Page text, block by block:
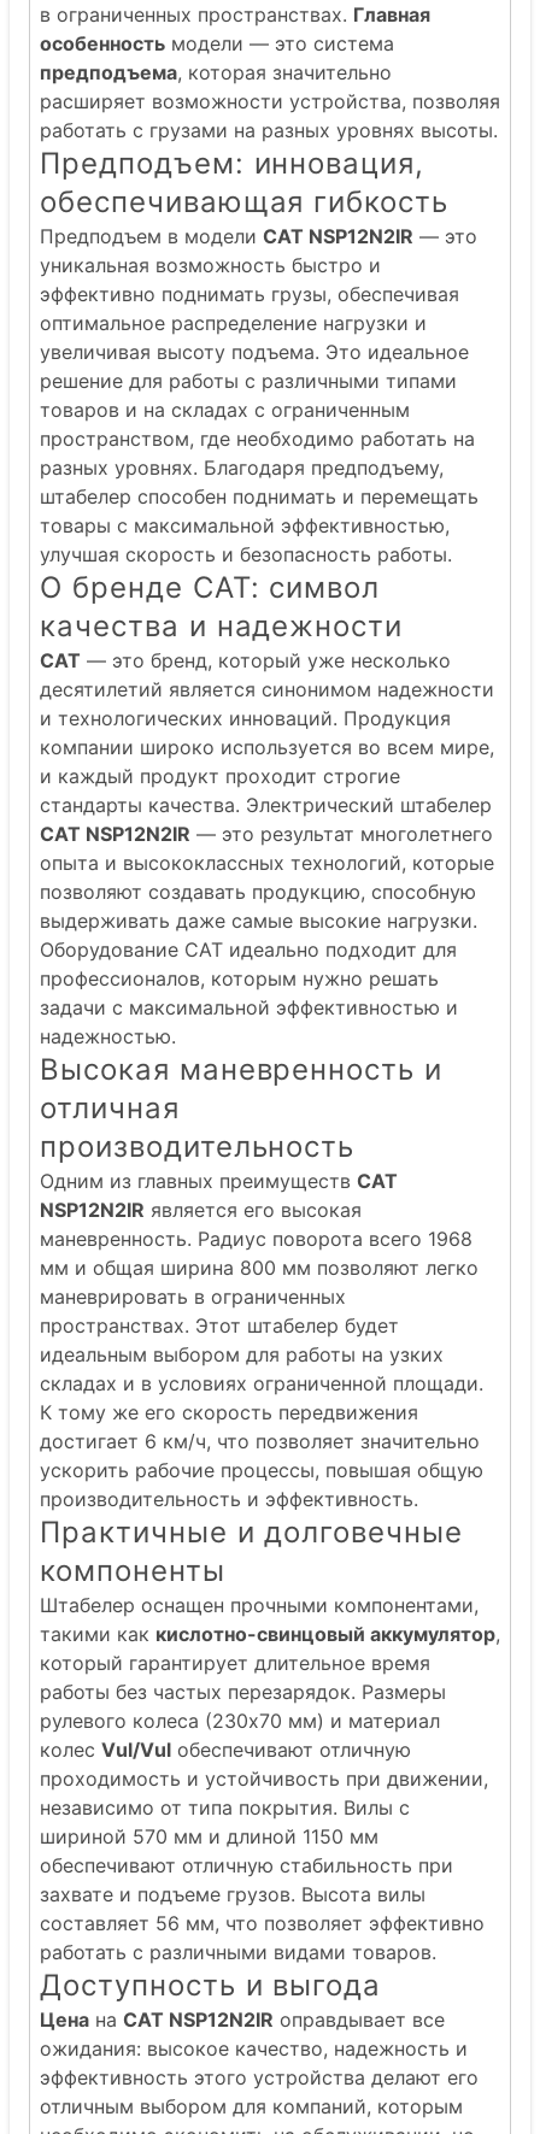
в ограниченных пространствах. Главная
особенность модели — это система
предподъема, которая значительно
расширяет возможности устройства, позволяя
работать с грузами на разных уровнях высоты.
Предподъем: инновация,
обеспечивающая гибкость
Предподъем в модели CAT NSP12N2IR — это
уникальная возможность быстро и
эффективно поднимать грузы, обеспечивая
оптимальное распределение нагрузки и
увеличивая высоту подъема. Это идеальное
решение для работы с различными типами
товаров и на складах с ограниченным
пространством, где необходимо работать на
разных уровнях. Благодаря предподъему,
штабелер способен поднимать и перемещать
товары с максимальной эффективностью,
улучшая скорость и безопасность работы.
О бренде CAT: символ
качества и надежности
CAT — это бренд, который уже несколько
десятилетий является синонимом надежности
и технологических инноваций. Продукция
компании широко используется во всем мире,
и каждый продукт проходит строгие
стандарты качества. Электрический штабелер
CAT NSP12N2IR — это результат многолетнего
опыта и высококлассных технологий, которые
позволяют создавать продукцию, способную
выдерживать даже самые высокие нагрузки.
Оборудование CAT идеально подходит для
профессионалов, которым нужно решать
задачи с максимальной эффективностью и
надежностью.
Высокая маневренность и
отличная
производительность
Одним из главных преимуществ CAT
NSP12N2IR является его высокая
маневренность. Радиус поворота всего 1968
мм и общая ширина 800 мм позволяют легко
маневрировать в ограниченных
пространствах. Этот штабелер будет
идеальным выбором для работы на узких
складах и в условиях ограниченной площади.
К тому же его скорость передвижения
достигает 6 км/ч, что позволяет значительно
ускорить рабочие процессы, повышая общую
производительность и эффективность.
Практичные и долговечные
компоненты
Штабелер оснащен прочными компонентами,
такими как кислотно-свинцовый аккумулятор,
который гарантирует длительное время
работы без частых перезарядок. Размеры
рулевого колеса (230x70 мм) и материал
колес Vul/Vul обеспечивают отличную
проходимость и устойчивость при движении,
независимо от типа покрытия. Вилы с
шириной 570 мм и длиной 1150 мм
обеспечивают отличную стабильность при
захвате и подъеме грузов. Высота вилы
составляет 56 мм, что позволяет эффективно
работать с различными видами товаров.
Доступность и выгода
Цена на CAT NSP12N2IR оправдывает все
ожидания: высокое качество, надежность и
эффективность этого устройства делают его
отличным выбором для компаний, которым